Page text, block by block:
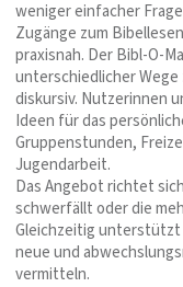
weniger einfacher
Zugänge zum
praxisnah. Der Bibl-O-
unterschiedlicher
diskursiv. Nutzerinnen
Ideen für das
Gruppenstunden,
Jugendarbeit.
Das Angebot richtet
schwerfällt oder die
Gleichzeitig unterstützt
neue und
vermitteln.